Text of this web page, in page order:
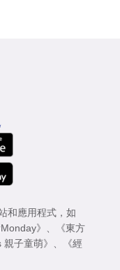
和應用程式，如
》
《東方
親子童萌》
《經